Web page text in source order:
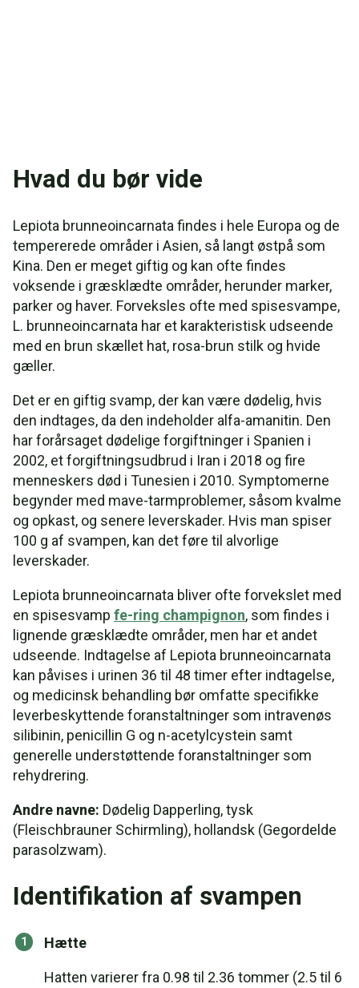
Hvad du bør vide
Lepiota brunneoincarnata findes i hele Europa og de
tempererede områder i Asien, så langt østpå som
Kina. Den er meget giftig og kan ofte findes
voksende i græsklædte områder, herunder marker,
parker og haver. Forveksles ofte med spisesvampe,
L. brunneoincarnata har et karakteristisk udseende
med en brun skællet hat, rosa-brun stilk og hvide
gæller.
Det er en giftig svamp, der kan være dødelig, hvis
den indtages, da den indeholder alfa-amanitin. Den
har forårsaget dødelige forgiftninger i Spanien i
2002, et forgiftningsudbrud i Iran i 2018 og fire
menneskers død i Tunesien i 2010. Symptomerne
begynder med mave-tarmproblemer, såsom kvalme
og opkast, og senere leverskader. Hvis man spiser
100 g af svampen, kan det føre til alvorlige
leverskader.
Lepiota brunneoincarnata bliver ofte forvekslet med
en spisesvamp fe-ring champignon, som findes i
lignende græsklædte områder, men har et andet
udseende. Indtagelse af Lepiota brunneoincarnata
kan påvises i urinen 36 til 48 timer efter indtagelse,
og medicinsk behandling bør omfatte specifikke
leverbeskyttende foranstaltninger som intravenøs
silibinin, penicillin G og n-acetylcystein samt
generelle understøttende foranstaltninger som
rehydrering.
Andre navne: Dødelig Dapperling, tysk
(Fleischbrauner Schirmling), hollandsk (Gegordelde
parasolzwam).
Identifikation af svampen
Hætte
Hatten varierer fra 0.98 til 2.36 tommer (2.5 til 6